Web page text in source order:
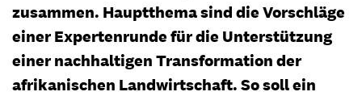
zusammen. Hauptthema sind die Vorschläge
einer Expertenrunde für die Unterstützung
einer nachhaltigen Transformation der
afrikanischen Landwirtschaft. So soll ein